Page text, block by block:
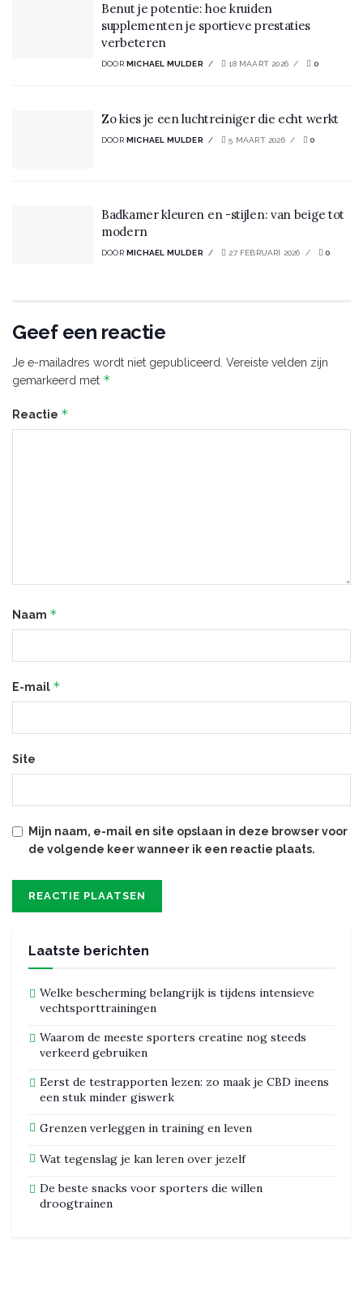
Benut je potentie: hoe kruiden
supplementen je sportieve prestaties
verbeteren
DOOR MICHAEL MULDER 18 MAART 2026 0
Zo kies je een luchtreiniger die echt werkt
DOOR MICHAEL MULDER 5 MAART 2026 0
Badkamer kleuren en -stijlen: van beige tot
modern
DOOR MICHAEL MULDER 27 FEBRUARI 2026 0
Geef een reactie
Je e-mailadres wordt niet gepubliceerd. Vereiste velden zijn
gemarkeerd met *
Reactie *
Naam *
E-mail *
Site
Mijn naam, e-mail en site opslaan in deze browser voor
de volgende keer wanneer ik een reactie plaats.
Laatste berichten
Welke bescherming belangrijk is tijdens intensieve
vechtsporttrainingen
Waarom de meeste sporters creatine nog steeds
verkeerd gebruiken
Eerst de testrapporten lezen: zo maak je CBD ineens
een stuk minder giswerk
Grenzen verleggen in training en leven
Wat tegenslag je kan leren over jezelf
De beste snacks voor sporters die willen
droogtrainen